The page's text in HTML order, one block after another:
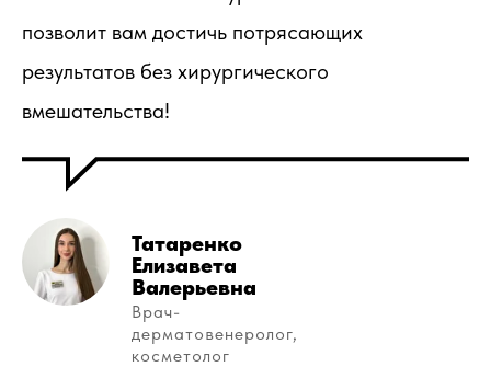
позволит вам достичь потрясающих
результатов без хирургического
вмешательства!
Татаренко
Елизавета
Валерьевна
Врач-
дерматовенеролог,
косметолог